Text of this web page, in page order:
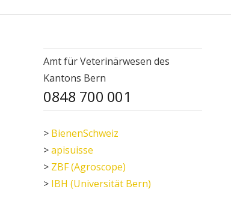
Amt für Veterinärwesen des
Kantons Bern
0848 700 001
> BienenSchweiz
>apisuisse
> ZBF (Agroscope)
> IBH (Universität Bern)